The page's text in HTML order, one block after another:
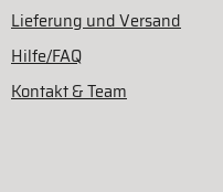
Lieferung und Versand
Hilfe/FAQ
Kontakt & Team